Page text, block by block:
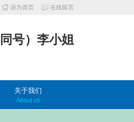
设为首页 在线留言
号）李小姐
关于我们
About us